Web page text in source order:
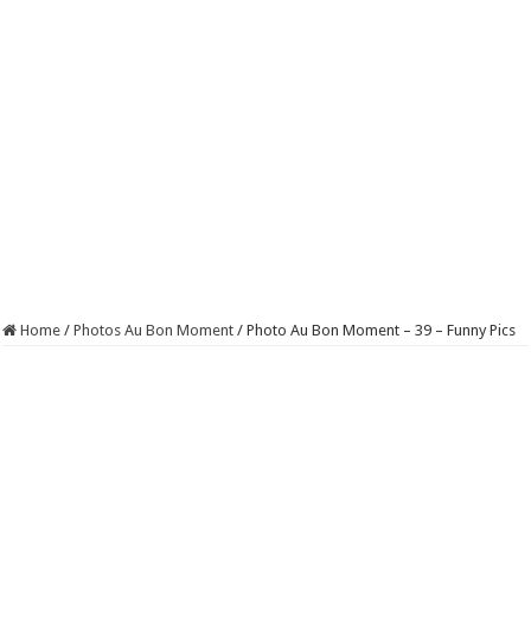
Home / Photos Au Bon Moment / Photo Au Bon Moment – 39 – Funny Pics